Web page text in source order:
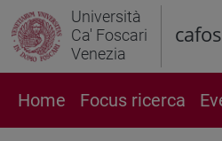
Università
Ca' Foscari
Venezia
Home Focus ricerca